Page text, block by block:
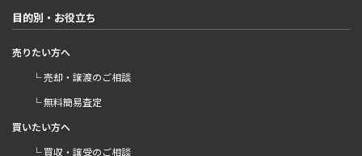
目的別・お役立ち
売りたい方へ
└ 売却・譲渡のご相談
└ 無料簡易査定
買いたい方へ
└ 買収・譲受のご相談